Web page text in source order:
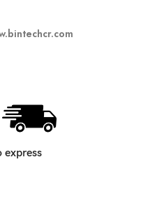
express